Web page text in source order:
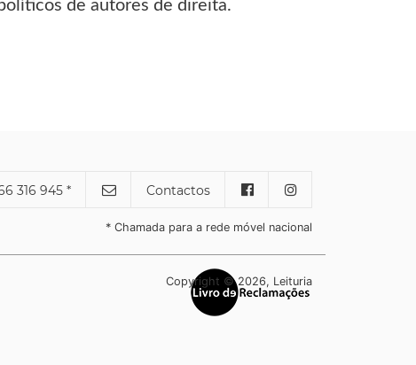
de autores de direita.
316 945 * Contactos
* Chamada para a rede móvel nacional
Copyright © 2026, Leituria